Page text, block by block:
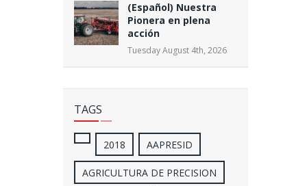
(Español) Nuestra
Pionera en plena
acción
Tuesday August 4th, 2026
TAGS
2018 AAPRESID
AGRICULTURA DE PRECISION